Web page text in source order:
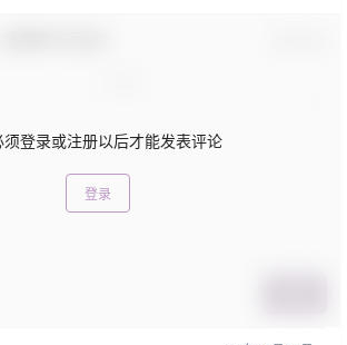
须登录或注册以后才能发表评论
登录